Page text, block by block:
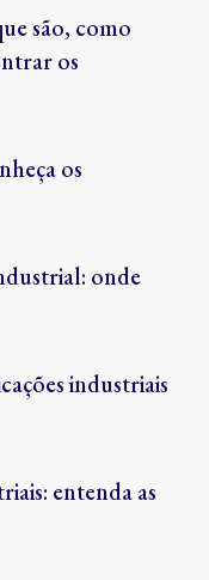
são, como
os
os
onde
industriais
entenda as